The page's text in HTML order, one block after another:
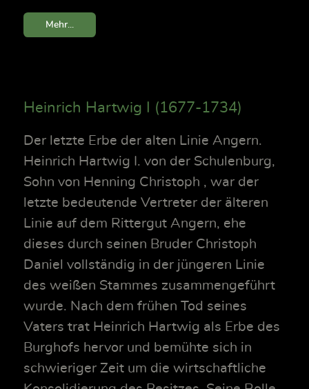
Mehr...
Heinrich Hartwig I (1677-1734)
Der letzte Erbe der alten Linie Angern.
Heinrich Hartwig I. von der Schulenburg,
Sohn von Henning Christoph , war der
letzte bedeutende Vertreter der älteren
Linie auf dem Rittergut Angern, ehe
dieses durch seinen Bruder Christoph
Daniel vollständig in der jüngeren Linie
des weißen Stammes zusammengeführt
wurde. Nach dem frühen Tod seines
Vaters trat Heinrich Hartwig als Erbe des
Burghofs hervor und bemühte sich in
schwieriger Zeit um die wirtschaftliche